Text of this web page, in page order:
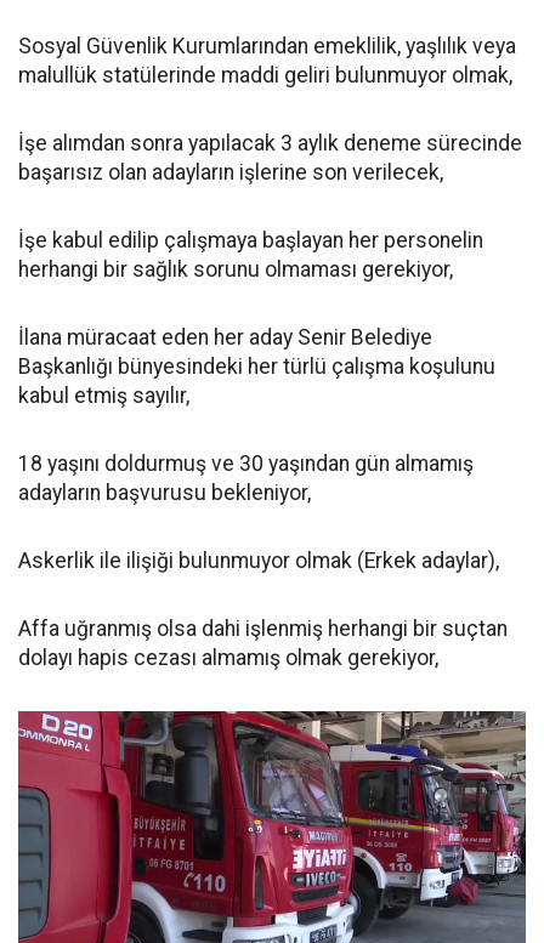
Sosyal Güvenlik Kurumlarından emeklilik, yaşlılık veya
malullük statülerinde maddi geliri bulunmuyor olmak,
İşe alımdan sonra yapılacak 3 aylık deneme sürecinde
başarısız olan adayların işlerine son verilecek,
İşe kabul edilip çalışmaya başlayan her personelin
herhangi bir sağlık sorunu olmaması gerekiyor,
İlana müracaat eden her aday Senir Belediye
Başkanlığı bünyesindeki her türlü çalışma koşulunu
kabul etmiş sayılır,
18 yaşını doldurmuş ve 30 yaşından gün almamış
adayların başvurusu bekleniyor,
Askerlik ile ilişiği bulunmuyor olmak (Erkek adaylar),
Affa uğranmış olsa dahi işlenmiş herhangi bir suçtan
dolayı hapis cezası almamış olmak gerekiyor,